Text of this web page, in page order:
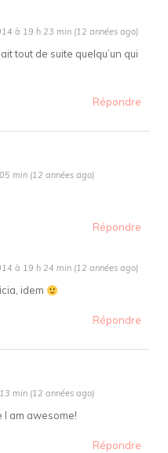
à 19 h 23 min (12 années ago)
tout de suite quelqu’un qui
Répondre
min (12 années ago)
Répondre
à 19 h 24 min (12 années ago)
idem
Répondre
min (12 années ago)
I am awesome!
Répondre